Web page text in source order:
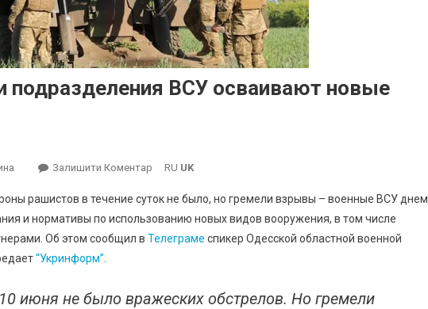
подразделения ВСУ осваивают новые
Залишити Коментар
Одесской
Области
Подразделения
Новые
RU UK
рашистов в течение суток не было, но гремели взрывы – военные ВСУ днем
и нормативы по использованию новых видов вооружения, в том числе
Об этом сообщил в Телеграме спикер Одесской областной военной
“Укринформ”
июня не было вражеских обстрелов. Но гремели